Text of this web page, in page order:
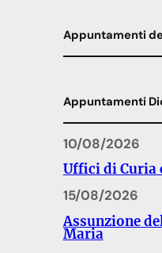
Appuntamenti
Appuntamenti
10/08/2026
Uffici di Curia
15/08/2026
Assunzione
Maria